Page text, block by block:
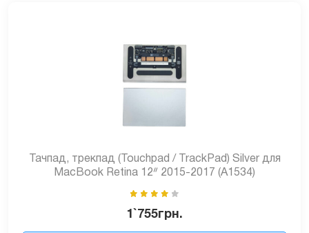
Тачпад, трекпад (Touchpad / TrackPad) Silver для
MacBook Retina 12ᐥ 2015-2017 (A1534)
1`755грн.